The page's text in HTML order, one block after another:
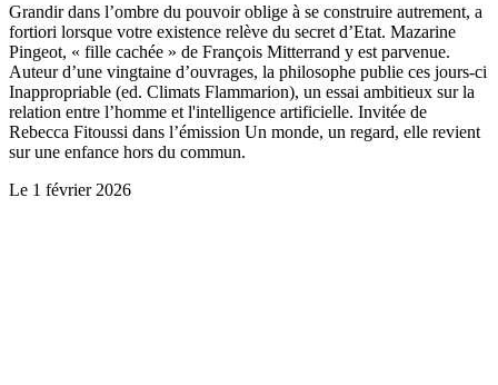
Grandir dans l’ombre du pouvoir oblige à se construire autrement, a
fortiori lorsque votre existence relève du secret d’Etat. Mazarine
Pingeot, « fille cachée » de François Mitterrand y est parvenue.
Auteur d’une vingtaine d’ouvrages, la philosophe publie ces jours-ci
Inappropriable (ed. Climats Flammarion), un essai ambitieux sur la
relation entre l’homme et l'intelligence artificielle. Invitée de
Rebecca Fitoussi dans l’émission Un monde, un regard, elle revient
sur une enfance hors du commun.
Le 1 février 2026